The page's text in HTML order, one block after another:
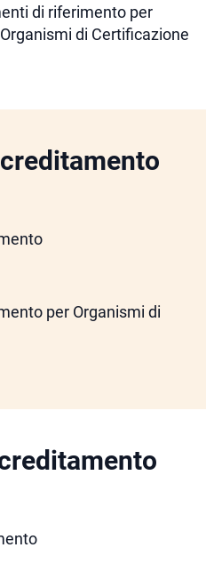
di riferimento per
di Certificazione
per Organismi di